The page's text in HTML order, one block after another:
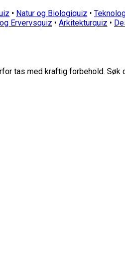
• Natur og Biologiquiz •
Ervervsquiz • Arkitekturquiz •
tas med kraftig forbehold. Søk